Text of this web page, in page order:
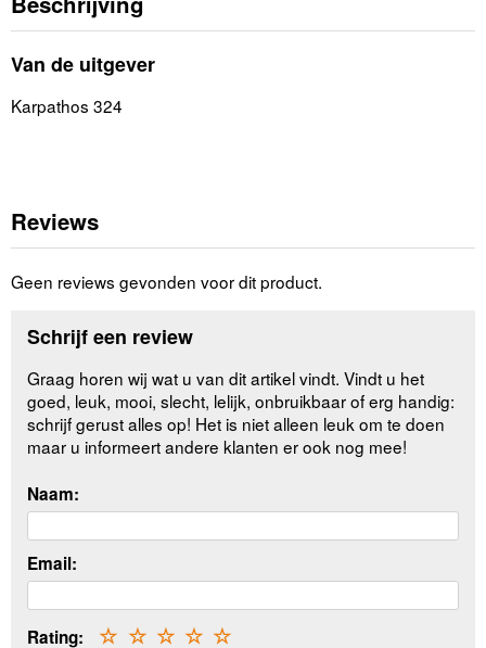
Van de uitgever
Karpathos 324
Reviews
Geen reviews gevonden voor dit product.
Schrijf een review
Graag horen wij wat u van dit artikel vindt. Vindt u het
goed, leuk, mooi, slecht, lelijk, onbruikbaar of erg handig:
schrijf gerust alles op! Het is niet alleen leuk om te doen
maar u informeert andere klanten er ook nog mee!
Naam:
Email:
Rating: ☆
☆
☆
☆
☆